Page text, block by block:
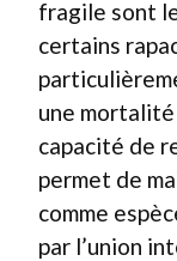
fragile sont
certains
une
capacité de
permet de
comme
par l’union